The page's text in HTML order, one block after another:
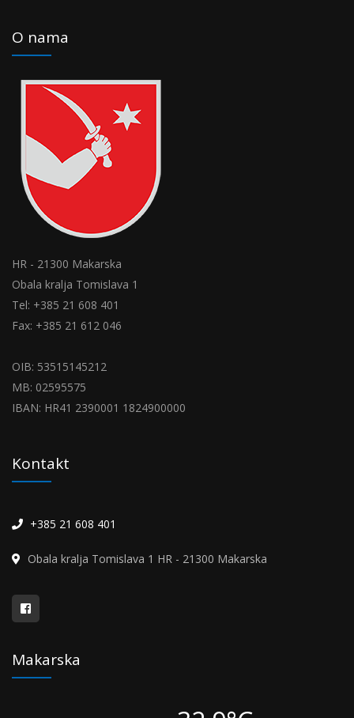
O nama
HR - 21300 Makarska
Obala kralja Tomislava 1
Tel: +385 21 608 401
Fax: +385 21 612 046
OIB: 53515145212
MB: 02595575
IBAN: HR41 2390001 1824900000
Kontakt
+385 21 608 401
Obala kralja Tomislava 1 HR - 21300 Makarska
Makarska